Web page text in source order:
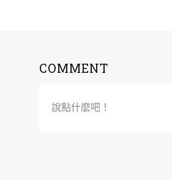
COMMENT
說點什麼吧！